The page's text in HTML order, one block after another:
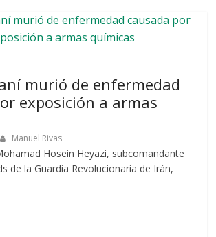
murió de enfermedad
exposición a armas
Manuel Rivas
Hosein Heyazi, subcomandante
de la Guardia Revolucionaria de Irán,